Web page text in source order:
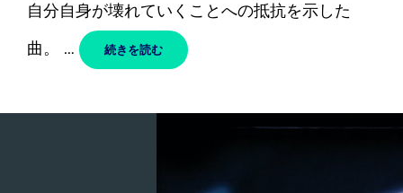
自分自身が壊れていくことへの抵抗を示した
曲。 …
続きを読むONLY –
NINE